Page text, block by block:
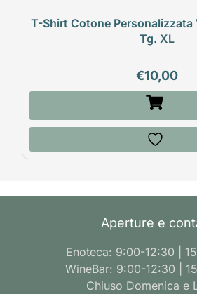
T-Shirt Cotone
Tg. XL
€10,00
Aperture e
Enoteca: 9:00-12:30 |
WineBar: 9:00-12:30 |
Chiuso Domenica e